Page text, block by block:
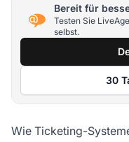
Bereit für
Testen Sie
selbst.
30
Wie Ticketing-